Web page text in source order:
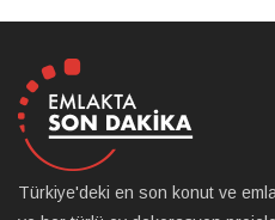
Türkiye'deki en son konut ve